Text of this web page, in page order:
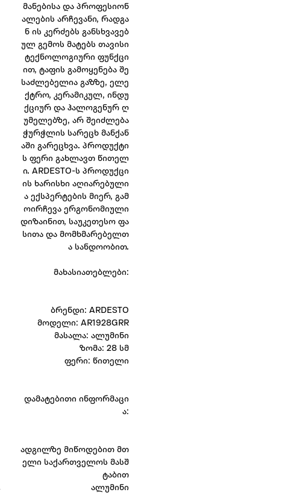
მანებისა და პროფესიონ
ალების არჩევანი, რადგა
ნ ის კერძებს განსხვავებ
ულ გემოს მატებს თავისი
ტექნოლოგიური ფუნქცი
ით, ტაფის გამოყენება შე
საძლებელია გაზზე, ელე
ქტრო, კერამიკულ, ინდუ
ქციურ და ჰალოგენურ ღ
უმელებზე, არ შეიძლება
ჭურჭლის სარეცხ მანქან
აში გარეცხვა. პროდუქტი
ს ფერი გახლავთ წითელ
ი. ARDESTO-ს პროდუქცი
ის ხარისხი აღიარებული
ა ექსპერტების მიერ, გამ
ოირჩევა ერგონომიული
დიზაინით, საუკეთესო ფა
სითა და მომხმარებელთ
ა სანდოობით.
მახასიათებლები:
ბრენდი: ARDESTO
მოდელი: AR1928GRR
მასალა: ალუმინი
ზომა: 28 სმ
ფერი: წითელი
დამატებითი ინფორმაცი
ა:
ადგილზე მიწოდებით მთ
ელი საქართველოს მასშ
ტაბით
ალუმინი